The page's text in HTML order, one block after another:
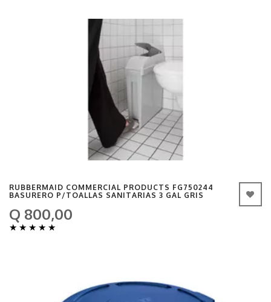
RUBBERMAID COMMERCIAL PRODUCTS FG750244
BASURERO P/TOALLAS SANITARIAS 3 GAL GRIS
Q 800,00
★ ★ ★ ★ ★